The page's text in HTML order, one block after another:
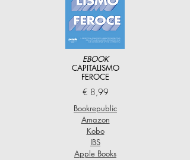
EBOOK
CAPITALISMO
FEROCE
€ 8,99
Bookrepublic
Amazon
Kobo
IBS
Apple Books